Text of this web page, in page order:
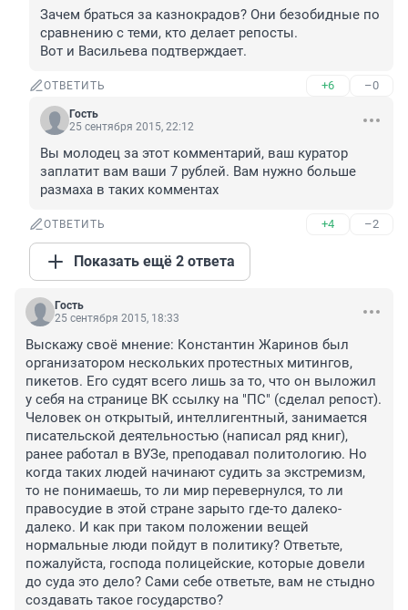
Зачем браться за казнокрадов? Они безобидные по
сравнению с теми, кто делает репосты.
Вот и Васильева подтверждает.
ОТВЕТИТЬ +6 –0
Гость
25 сентября 2015, 22:12
Вы молодец за этот комментарий, ваш куратор
заплатит вам ваши 7 рублей. Вам нужно больше
размаха в таких комментах
ОТВЕТИТЬ +4 –2
Показать ещё 2 ответа
Гость
25 сентября 2015, 18:33
Выскажу своё мнение: Константин Жаринов был
организатором нескольких протестных митингов,
пикетов. Его судят всего лишь за то, что он выложил
у себя на странице ВК ссылку на "ПС" (сделал репост).
Человек он открытый, интеллигентный, занимается
писательской деятельностью (написал ряд книг),
ранее работал в ВУЗе, преподавал политологию. Но
когда таких людей начинают судить за экстремизм,
то не понимаешь, то ли мир перевернулся, то ли
правосудие в этой стране зарыто где-то далеко-
далеко. И как при таком положении вещей
нормальные люди пойдут в политику? Ответьте,
пожалуйста, господа полицейские, которые довели
до суда это дело? Сами себе ответьте, вам не стыдно
создавать такое государство?